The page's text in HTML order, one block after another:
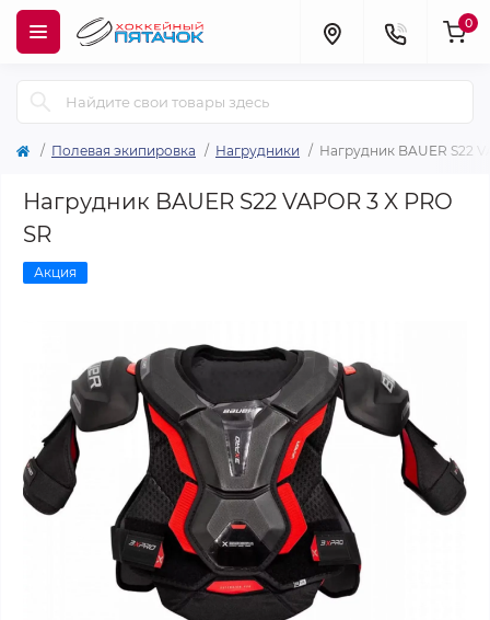
0
Полевая экипировка Нагрудники Нагрудник BAUER S22
Нагрудник BAUER S22 VAPOR 3 X PRO
SR
Акция